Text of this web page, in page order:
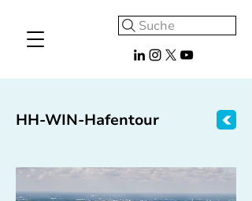
Suche
HH-WIN-Hafentour